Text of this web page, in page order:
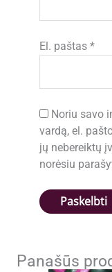
El. paštas*
Noriu savo
vardą, el.
jų nebereiktų
norėsiu
Panašūs